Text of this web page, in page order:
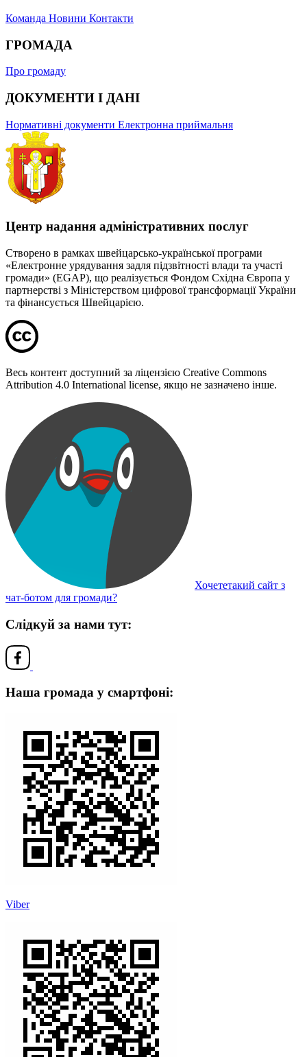
Команда Новини Контакти
ГРОМАДА
Про громаду
ДОКУМЕНТИ І ДАНІ
Нормативні документи Електронна приймальня
Центр надання адміністративних послуг
Створено в рамках швейцарсько-української програми
«Електронне урядування задля підзвітності влади та участі
громади» (EGAP), що реалізується Фондом Східна Європа у
партнерстві з Міністерством цифрової трансформації України
та фінансується Швейцарією.
Весь контент доступний за ліцензією Creative Commons
Attribution 4.0 International license, якщо не зазначено інше.
Хочететакий сайт з
чат-ботом для громади?
Слідкуй за нами тут:
Наша громада у смартфоні:
Viber